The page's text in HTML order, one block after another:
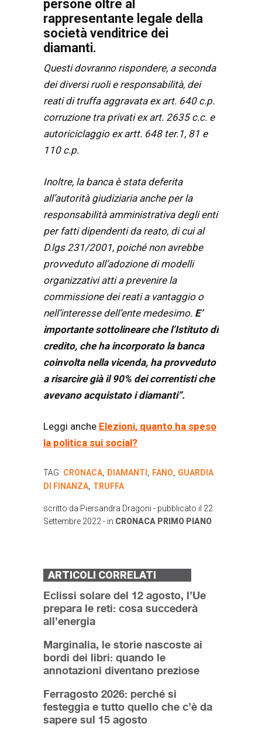
persone oltre al
rappresentante legale della
società venditrice dei
diamanti.
Questi dovranno rispondere, a seconda
dei diversi ruoli e responsabilità, dei
reati di truffa aggravata ex art. 640 c.p.
corruzione tra privati ex art. 2635 c.c. e
autoriciclaggio ex artt. 648 ter.1, 81 e
110 c.p.
Inoltre, la banca è stata deferita
all’autorità giudiziaria anche per la
responsabilità amministrativa degli enti
per fatti dipendenti da reato, di cui al
D.lgs 231/2001, poiché non avrebbe
provveduto all’adozione di modelli
organizzativi atti a prevenire la
commissione dei reati a vantaggio o
nell’interesse dell’ente medesimo. E’
importante sottolineare che l’Istituto di
credito, che ha incorporato la banca
coinvolta nella vicenda, ha provveduto
a risarcire già il 90% dei correntisti che
avevano acquistato i diamanti”.
Leggi anche Elezioni, quanto ha speso
la politica sui social?
TAG: CRONACA DIAMANTI FANO
GUARDIA
DI FINANZA TRUFFA
scritto da Piersandra Dragoni - pubblicato il 22
Settembre 2022 - in CRONACA PRIMO PIANO
ARTICOLI CORRELATI
Eclissi solare del 12 agosto, l’Ue
prepara le reti: cosa succederà
all’energia
Marginalia, le storie nascoste ai
bordi dei libri: quando le
annotazioni diventano preziose
Ferragosto 2026: perché si
festeggia e tutto quello che c’è da
sapere sul 15 agosto